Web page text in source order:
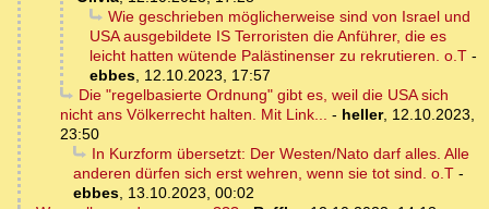
Wie geschrieben möglicherweise sind von Israel und
USA ausgebildete IS Terroristen die Anführer, die es
leicht hatten wütende Palästinenser zu rekrutieren. o.T -
ebbes, 12.10.2023, 17:57
Die "regelbasierte Ordnung" gibt es, weil die USA sich
nicht ans Völkerrecht halten. Mit Link... - heller, 12.10.2023,
23:50
In Kurzform übersetzt: Der Westen/Nato darf alles. Alle
anderen dürfen sich erst wehren, wenn sie tot sind. o.T -
ebbes, 13.10.2023, 00:02